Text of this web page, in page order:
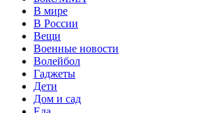
В мире
В России
Вещи
Военные новости
Волейбол
Гаджеты
Дети
Дом и сад